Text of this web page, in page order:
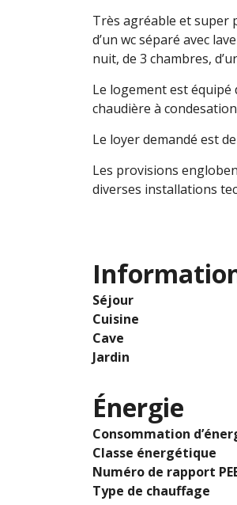
Très agréable et super
d’un wc séparé avec
nuit, de 3 chambres,
Le logement est équipé
chaudière à
Le loyer demandé est
Les provisions
diverses installations
Séjour
Cuisine
Cave
Jardin
Énergie
Consommation
Classe énergétique
Numéro de rapport
Type de chauffage